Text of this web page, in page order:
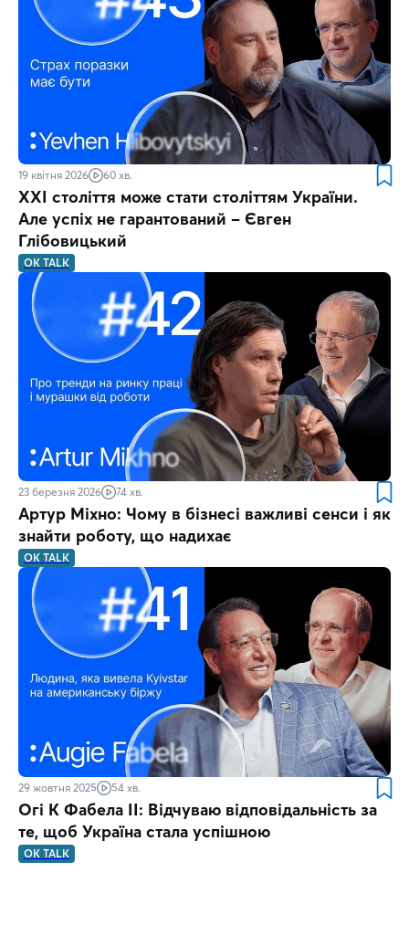
19 квітня 2026 60 хв.
XXI століття може стати століттям України.
Але успіх не гарантований – Євген
Глібовицький
OK TALK
23 березня 2026 74 хв.
Артур Міхно: Чому в бізнесі важливі сенси і як
знайти роботу, що надихає
OK TALK
29 жовтня 2025 54 хв.
Огі К Фабела ІІ: Відчуваю відповідальність за
те, щоб Україна стала успішною
OK TALK